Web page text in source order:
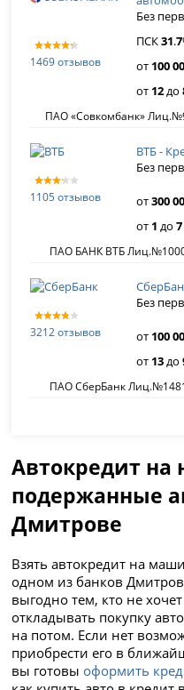
1469 отзывов
Без
ПСК31.7
от 100
от 12до
ПАО «Совкомбанк»
1105 отзывов
ВТБ -
Без
от300
от 1 до7
ПАО БАНК ВТБ
3212 отзывов
Без
от 100
от 13до
ПАО СберБанк
Автокредит на
подержанные
Дмитрове
Взять автокредит на
одном из банков
выгодно тем, кто не хочет
откладывать покупку
на потом. Если нет
приобрести его в
вы готовы оформить